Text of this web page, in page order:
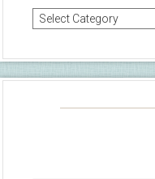
Categories